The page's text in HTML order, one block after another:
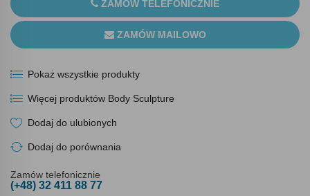
ZAMÓW TELEFONICZNIE
ZAMÓW MAILOWO
Pokaż wszystkie produkty
Więcej produktów Body Sculpture
Dodaj do ulubionych
Dodaj do porównania
Zamów telefonicznie
(+48) 32 411 88 77